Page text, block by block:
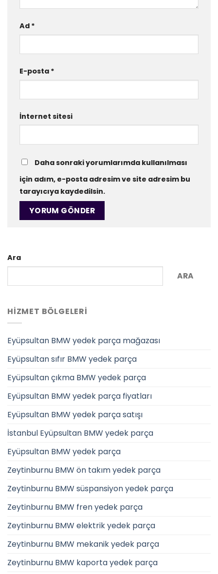
Ad *
E-posta *
İnternet sitesi
Daha sonraki yorumlarımda kullanılması
için adım, e-posta adresim ve site adresim bu
tarayıcıya kaydedilsin.
Ara
ARA
HIZMET BÖLGELERI
Eyüpsultan BMW yedek parça mağazası
Eyüpsultan sıfır BMW yedek parça
Eyüpsultan çıkma BMW yedek parça
Eyüpsultan BMW yedek parça fiyatları
Eyüpsultan BMW yedek parça satışı
İstanbul Eyüpsultan BMW yedek parça
Eyüpsultan BMW yedek parça
Zeytinburnu BMW ön takım yedek parça
Zeytinburnu BMW süspansiyon yedek parça
Zeytinburnu BMW fren yedek parça
Zeytinburnu BMW elektrik yedek parça
Zeytinburnu BMW mekanik yedek parça
Zeytinburnu BMW kaporta yedek parça